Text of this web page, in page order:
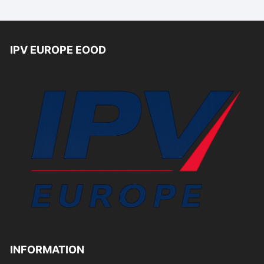
IPV EUROPE EOOD
INFORMATION